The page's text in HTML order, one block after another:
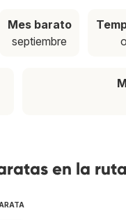
Mes barato
septiembre
en la